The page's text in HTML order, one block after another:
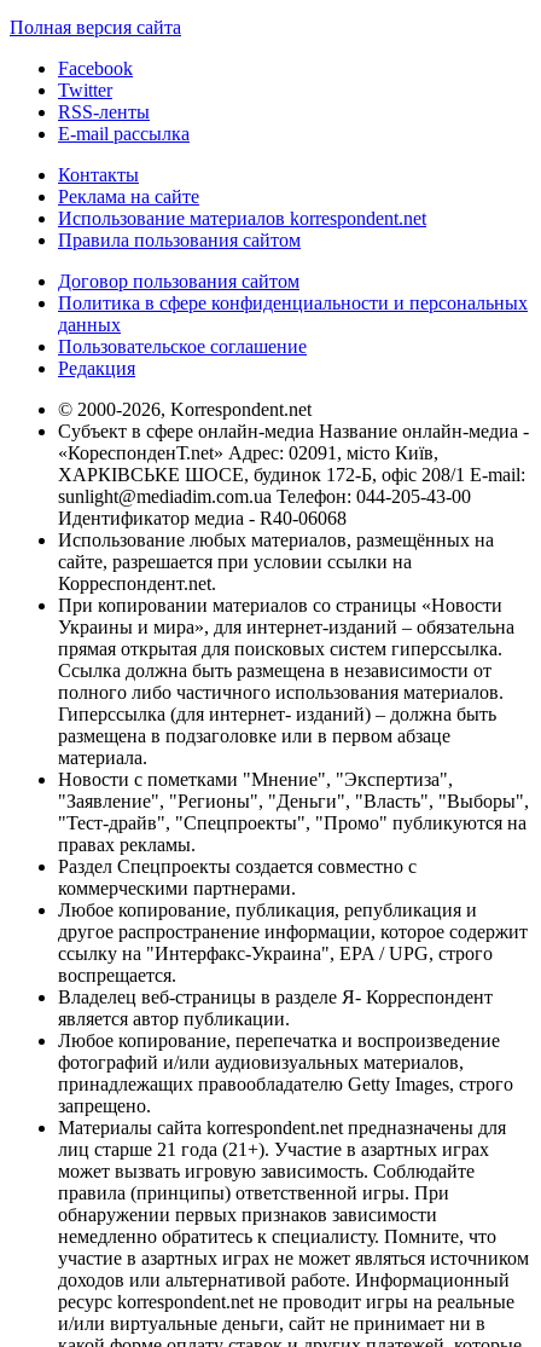
Полная версия сайта
Facebook
Twitter
RSS-ленты
E-mail рассылка
Контакты
Реклама на сайте
Использование материалов korrespondent.net
Правила пользования сайтом
Договор пользования сайтом
Политика в сфере конфиденциальности и персональных
данных
Пользовательское соглашение
Редакция
© 2000-2026, Korrespondent.net
Субъект в сфере онлайн-медиа Название онлайн-медиа -
«КореспонденТ.net» Адрес: 02091, місто Київ,
ХАРКІВСЬКЕ ШОСЕ, будинок 172-Б, офіс 208/1 E-mail:
sunlight@mediadim.com.ua Телефон: 044-205-43-00
Идентификатор медиа - R40-06068
Использование любых материалов, размещённых на
сайте, разрешается при условии ссылки на
Корреспондент.net.
При копировании материалов со страницы «Новости
Украины и мира», для интернет-изданий – обязательна
прямая открытая для поисковых систем гиперссылка.
Ссылка должна быть размещена в независимости от
полного либо частичного использования материалов.
Гиперссылка (для интернет- изданий) – должна быть
размещена в подзаголовке или в первом абзаце
материала.
Новости с пометками "Мнение", "Экспертиза",
"Заявление", "Регионы", "Деньги", "Власть", "Выборы",
"Тест-драйв", "Спецпроекты", "Промо" публикуются на
правах рекламы.
Раздел Спецпроекты создается совместно с
коммерческими партнерами.
Любое копирование, публикация, републикация и
другое распространение информации, которое содержит
ссылку на "Интерфакс-Украина", EPA / UPG, строго
воспрещается.
Владелец веб-страницы в разделе Я- Корреспондент
является автор публикации.
Любое копирование, перепечатка и воспроизведение
фотографий и/или аудиовизуальных материалов,
принадлежащих правообладателю Getty Images, строго
запрещено.
Материалы сайта korrespondent.net предназначены для
лиц старше 21 года (21+). Участие в азартных играх
может вызвать игровую зависимость. Соблюдайте
правила (принципы) ответственной игры. При
обнаружении первых признаков зависимости
немедленно обратитесь к специалисту. Помните, что
участие в азартных играх не может являться источником
доходов или альтернативой работе. Информационный
ресурс korrespondent.net не проводит игры на реальные
и/или виртуальные деньги, сайт не принимает ни в